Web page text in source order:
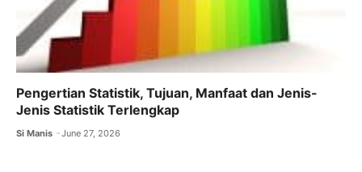
Pengertian Statistik, Tujuan, Manfaat dan Jenis-
Jenis Statistik Terlengkap
Si Manis June 27, 2026